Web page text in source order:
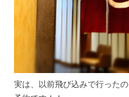
実は、以前飛び込みで行った